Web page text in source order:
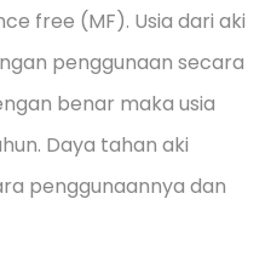
free (MF). Usia dari aki
penggunaan secara
benar maka usia
Daya tahan aki
penggunaannya dan